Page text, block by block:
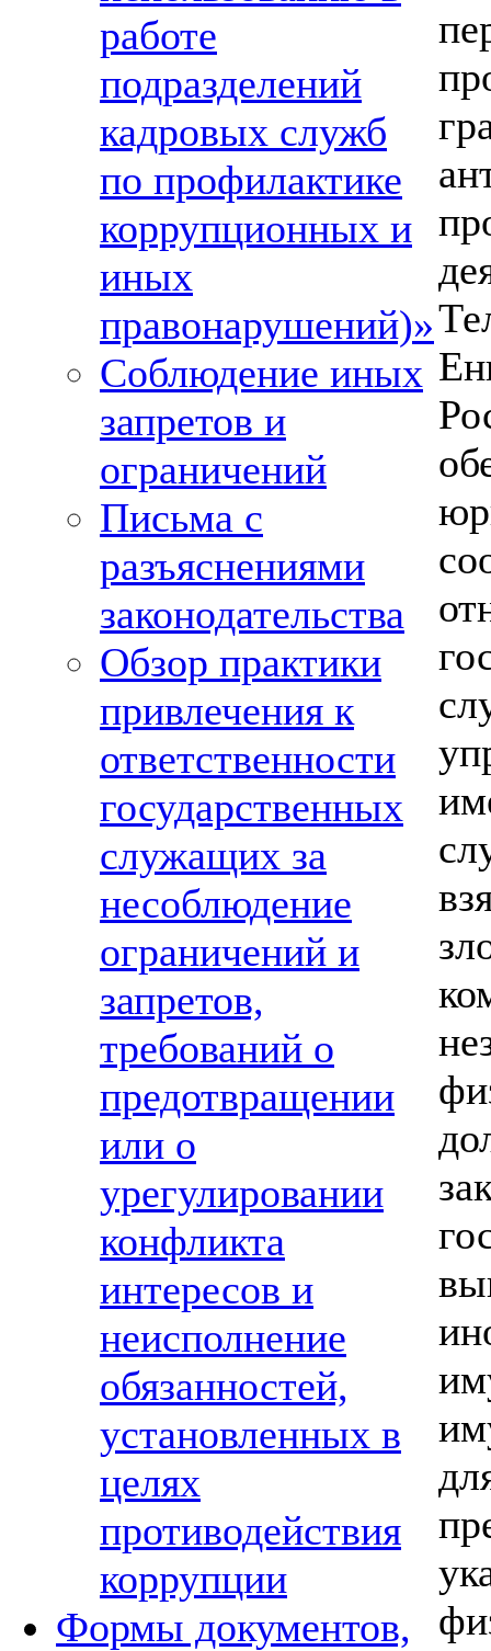
работе
подразделений
кадровых служб
по профилактике
коррупционных и
иных
правонарушений)»
Соблюдение иных
запретов и
ограничений
Письма с
разъяснениями
законодательства
Обзор практики
привлечения к
ответственности
государственных
служащих за
несоблюдение
ограничений и
запретов,
требований о
предотвращении
или о
урегулировании
конфликта
интересов и
неисполнение
обязанностей,
установленных в
целях
противодействия
коррупции
Формы документов,